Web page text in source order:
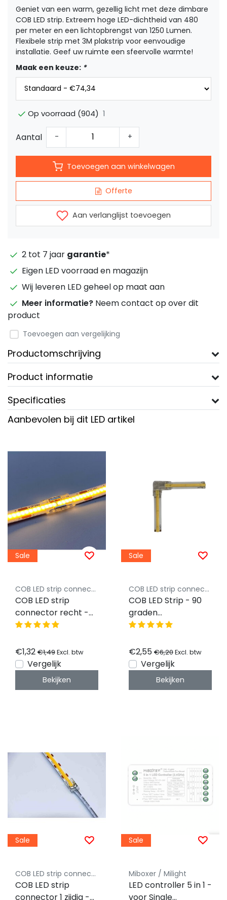
Geniet van een warm, gezellig licht met deze dimbare
COB LED strip. Extreem hoge LED-dichtheid van 480
per meter en een lichtopbrengst van 1250 Lumen.
Flexibele strip met 3M plakstrip voor eenvoudige
installatie. Geef uw ruimte een sfeervolle warmte!
Maak een keuze: *
Op voorraad (904) 1
Aantal - +
Toevoegen aan winkelwagen
Offerte
Aan verlanglijst toevoegen
2 tot 7 jaar garantie*
Eigen LED voorraad en magazijn
Wij leveren LED geheel op maat aan
Meer informatie? Neem contact op over dit
product
Toevoegen aan vergelijking
Productomschrijving
Product informatie
Specificaties
Aanbevolen bij dit LED artikel
Sale
COB LED strip connector Luksus
COB LED strip
connector recht -
soldeervrij - klik
COB - IP20
€1,32 €1,49Excl. btw
Vergelijk
Bekijken
Sale
COB LED strip connector Luksus
COB LED Strip - 90
graden
transparante hoek
2700K8mm COB -
IP20
€2,55 €6,20Excl. btw
Vergelijk
Bekijken
Sale
COB LED strip connector Luksus
COB LED strip
connector 1 zijdig -
Sale
Miboxer / Milight
LED controller 5 in 1 -
voor Single